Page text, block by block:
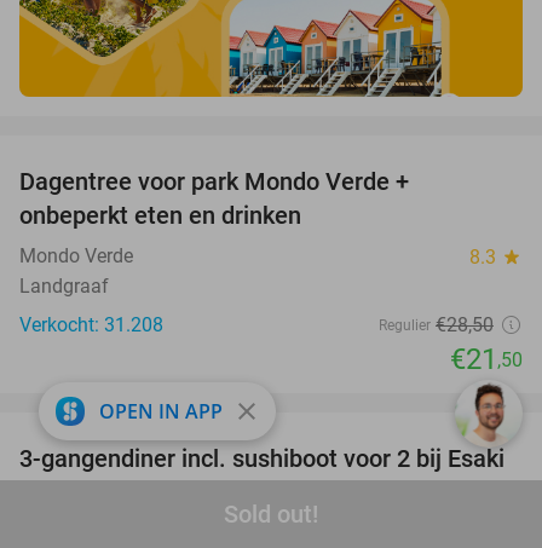
Sold out!
Dagentree voor park Mondo Verde +
onbeperkt eten en drinken
Mondo Verde 8.3 star
Landgraaf
Verkocht: 31.208
Regulier €28,50
€21 ,50
49%
favorite_border
3-gangendiner incl. sushiboot voor 2 bij Esaki
OPEN IN APP close